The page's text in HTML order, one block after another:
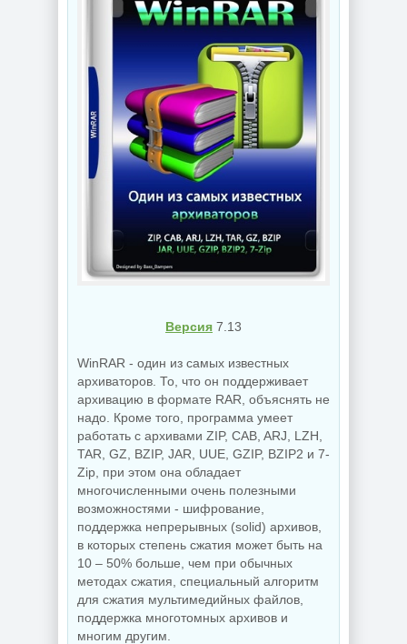
Версия 7.13
WinRAR - один из самых известных
архиваторов. То, что он поддерживает
архивацию в формате RAR, объяснять не
надо. Кроме того, программа умеет
работать с архивами ZIP, CAB, ARJ, LZH,
TAR, GZ, BZIP, JAR, UUE, GZIP, BZIP2 и 7-
Zip, при этом она обладает
многочисленными очень полезными
возможностями - шифрование,
поддержка непрерывных (solid) архивов,
в которых степень сжатия может быть на
10 – 50% больше, чем при обычных
методах сжатия, специальный алгоритм
для сжатия мультимедийных файлов,
поддержка многотомных архивов и
многим другим.